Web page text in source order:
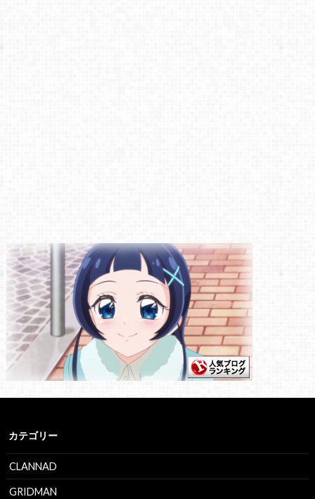
カテゴリー
CLANNAD
GRIDMAN